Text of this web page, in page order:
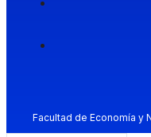
Facultad de Economía y